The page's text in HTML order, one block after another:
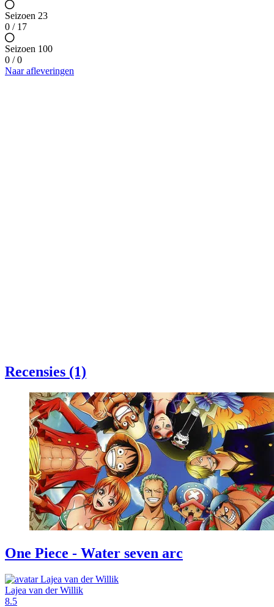
Seizoen 23
0 / 17
Seizoen 100
0 / 0
Naar afleveringen
Recensies (1)
One Piece - Water seven arc
Lajea van der Willik
8.5